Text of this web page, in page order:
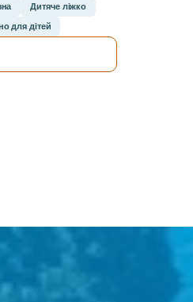
Дитяче ліжко
для дітей